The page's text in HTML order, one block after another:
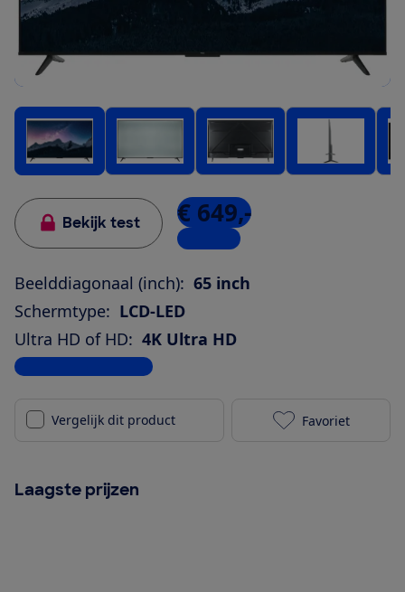
Bekijk test € 649,-
6 winkels
Beelddiagonaal (inch): 65 inch
Schermtype: LCD-LED
Ultra HD of HD: 4K Ultra HD
Bekijk alle specificaties
Vergelijk dit product TCL 65P6L
Favoriet
Laagste prijzen